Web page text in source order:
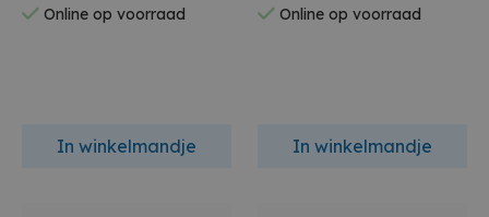
Online op voorraad
In winkelmandje
Online op voorraad
In winkelmandje